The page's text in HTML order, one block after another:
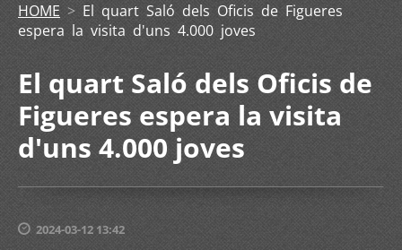
HOME > El quart Saló dels Oficis de Figueres
espera la visita d'uns 4.000 joves
El quart Saló dels Oficis de
Figueres espera la visita
d'uns 4.000 joves
2024-03-12 13:42